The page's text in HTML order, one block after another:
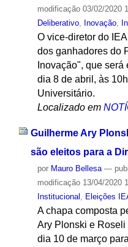
modificação03/02/2020
Deliberativo, Inovação,
O vice-diretor do
dos ganhadores do
Inovação", que
dia 8 de abril, às
Universitário.
Localizado em
Guilherme Ary
são eleitos para a
por Mauro Bellesa —
modificação13/04/2020
Institucional , Eleições
A chapa composta
Ary Plonski e
dia 10 de março